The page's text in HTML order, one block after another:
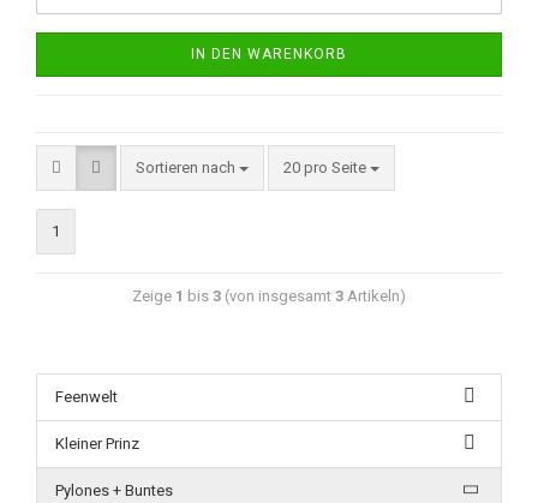
IN DEN WARENKORB
Sortieren nach 20 pro Seite
1
Zeige 1 bis 3 (von insgesamt 3 Artikeln)
Feenwelt
Kleiner Prinz
Pylones + Buntes